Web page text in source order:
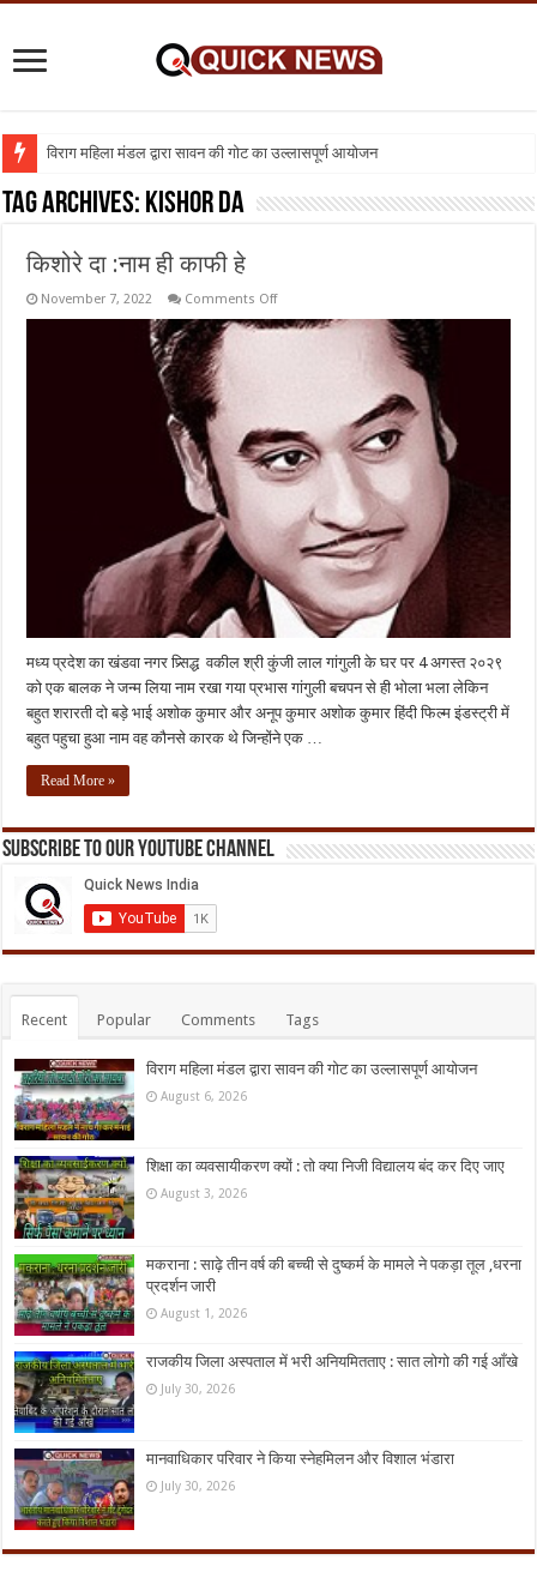
विराग महिला मंडल द्वारा सावन की गोट का उल्लासपूर्ण आयोजन
Tag Archives: kishor da
किशोरे दा :नाम ही काफी हे
November 7, 2022 Comments Offon
दा
मध्य प्रदेश का खंडवा नगर प्र्सिद्ध वकील श्री कुंजी लाल गांगुली के घर पर 4 अगस्त २०२९
को एक बालक ने जन्म लिया नाम रखा गया प्रभास गांगुली बचपन से ही भोला भला लेकिन
बहुत शरारती दो बड़े भाई अशोक कुमार और अनूप कुमार अशोक कुमार हिंदी फिल्म इंडस्ट्री में
बहुत पहुचा हुआ नाम वह कौनसे कारक थे जिन्होंने एक …
Read More »
Subscribe to our Youtube Channel
Recent Popular Comments Tags
विराग महिला मंडल द्वारा सावन की गोट का उल्लासपूर्ण आयोजन
August 6, 2026
शिक्षा का व्यवसायीकरण क्यों : तो क्या निजी विद्यालय बंद कर दिए जाए
August 3, 2026
मकराना : साढ़े तीन वर्ष की बच्ची से दुष्कर्म के मामले ने पकड़ा तूल ,धरना
प्रदर्शन जारी
August 1, 2026
राजकीय जिला अस्पताल में भरी अनियमितताए : सात लोगो की गई आँखे
July 30, 2026
मानवाधिकार परिवार ने किया स्नेहमिलन और विशाल भंडारा
July 30, 2026